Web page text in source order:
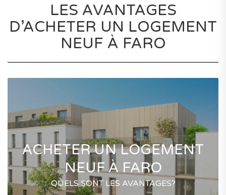
LES AVANTAGES
D’ACHETER UN LOGEMENT
NEUF À FARO
ACHETER UN LOGEMENT
NEUF À FARO
QUELS SONT LES AVANTAGES?